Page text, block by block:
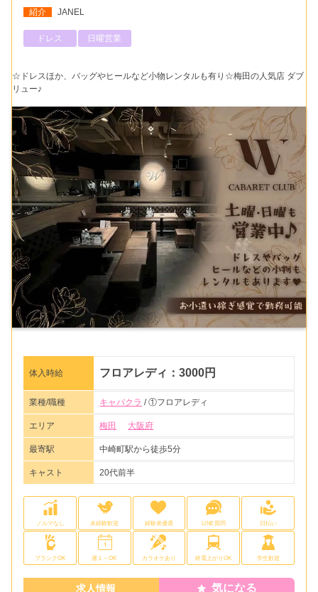
紹介 JANEL
ドレス 日曜営業
☆ドレスほか、バッグやヒールなど小物レンタルも有り☆梅田の人気店 ダブ
リュー♪
体入時給 フロアレディ：3000円
業種/職種 キャバクラ / ①フロアレディ
エリア 梅田 大阪府
最寄駅 中崎町駅から徒歩5分
キャスト 20代前半
ノルマなし 未経験歓迎 経験者優遇 LINE質問 日払い
ブランクOK 週１～OK カラオケあり 終電上がりOK 学生歓迎
求人情報 気になる